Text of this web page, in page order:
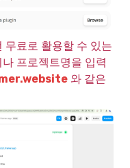
료로 활용할 수 있는
프로젝트명을 입력
와 같은